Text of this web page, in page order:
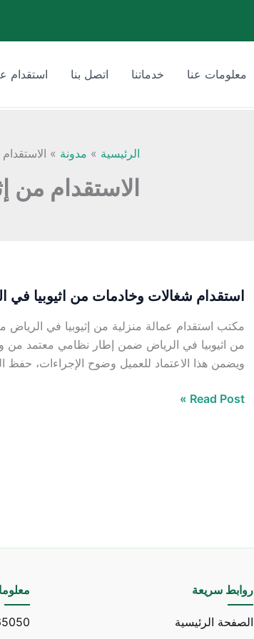
معلومات عنا خدماتنا اتصل بنا استقدام
الرئيسية مدونة الاستقدام
الاستقدام من
استقدام شغالات وخادمات من اثيوبيا في
مكتب استقدام عمالة منزلية من إثيوبيا في
من اثيوبيا في الرياض ضمن إطار نظامي معتمد من
ويضمن هذا الاعتماد للعميل وضوح الإجراءات،
استقدام
وخادمات
من
اثيوبيا
الرياض
Read Post »
روابط سريعة
الصفحة الرئيسية